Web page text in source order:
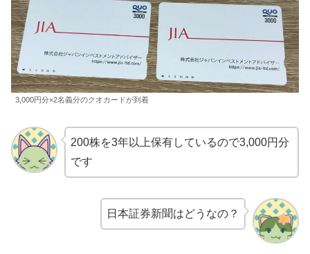
3,000円分×2名義分のクオカードが到着
200株を3年以上保有しているので3,000円分
です
日本証券新聞はどうなの？